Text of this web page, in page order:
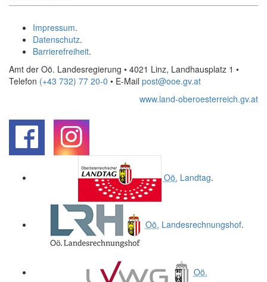
Impressum.
Datenschutz.
Barrierefreiheit.
Amt der Oö. Landesregierung • 4021 Linz, Landhausplatz 1 •
Telefon (+43 732) 77 20-0 • E-Mail post@ooe.gv.at
www.land-oberoesterreich.gv.at
Oö. Landtag.
Oö. Landesrechnungshof.
Oö.